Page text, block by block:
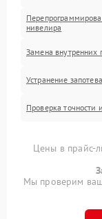
нивелира
Замена внутренних
Устранение
Проверка точности
Цены в прайс-
Мы проверим